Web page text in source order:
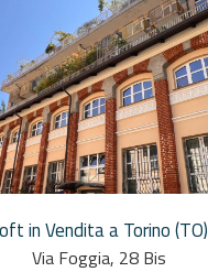
in Vendita a Torino (TO)
Via Foggia, 28 Bis